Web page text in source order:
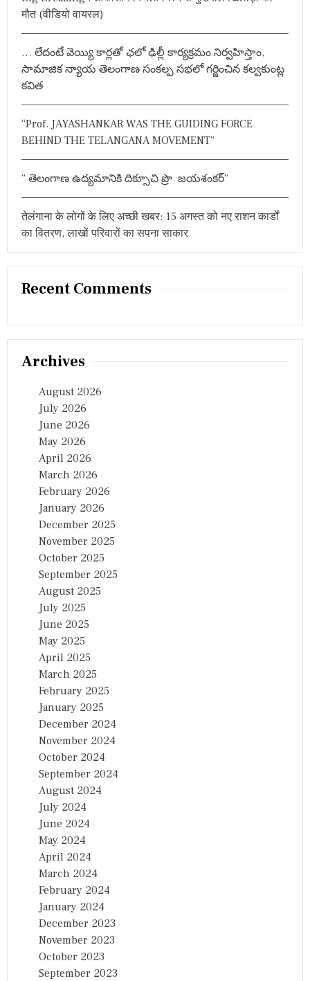
ప
రు
లు
मौत (वीडियो वायरल)
… లేదంటే వెయ్యి కార్లతో ఛలో ఢిల్లీ కార్యక్రమం నిర్వహిస్తాం,
సామాజిక న్యాయ తెలంగాణ సంకల్ప సభలో గర్జించిన కల్వకుంట్ల
కవిత
“Prof. JAYASHANKAR WAS THE GUIDING FORCE
BEHIND THE TELANGANA MOVEMENT”
” తెలంగాణ ఉద్యమానికి దిక్సూచి ప్రొ. జయశంకర్”
तेलंगाना के लोगों के लिए अच्छी खबर: 15 अगस्त को नए राशन कार्डों
का वितरण, लाखों परिवारों का सपना साकार
Recent Comments
Archives
August 2026
July 2026
June 2026
May 2026
April 2026
March 2026
February 2026
January 2026
December 2025
November 2025
October 2025
September 2025
August 2025
July 2025
June 2025
May 2025
April 2025
March 2025
February 2025
January 2025
December 2024
November 2024
October 2024
September 2024
August 2024
July 2024
June 2024
May 2024
April 2024
March 2024
February 2024
January 2024
December 2023
November 2023
October 2023
September 2023